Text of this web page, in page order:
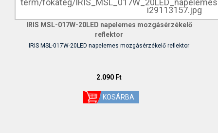
IRIS MSL-017W-20LED napelemes mozgásérzékelő
reflektor
IRIS MSL-017W-20LED napelemes mozgásérzékelő reflektor
2.090 Ft